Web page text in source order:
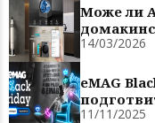
Може ли
14/03/2026
eMAG
11/11/2025